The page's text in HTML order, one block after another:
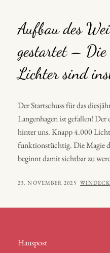
Aufbau des
gestartet –
Lichter sind
Der Startschuss für das
Langenhagen ist gefallen!
hinter uns. Knapp 4.000
funktionstüchtig. Die Magie
beginnt damit sichtbar zu
POSTED
23. NOVEMBER 2025 BY
WINDECK
Hauspost